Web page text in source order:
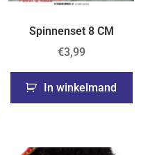
Spinnenset 8 CM
€3,99
In winkelmand